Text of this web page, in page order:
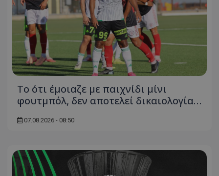
Το ότι έμοιαζε με παιχνίδι μίνι
φουτμπόλ, δεν αποτελεί δικαιολογία…
07.08.2026 - 08:50